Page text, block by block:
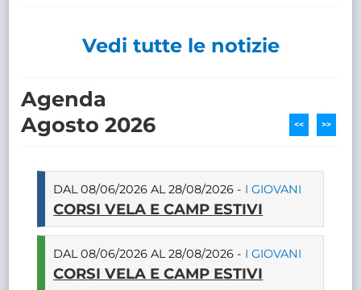
Vedi tutte le notizie
Agenda
Agosto 2026
>>
<<
DAL 08/06/2026 AL 28/08/2026 - I GIOVANI
CORSI VELA E CAMP ESTIVI
DAL 08/06/2026 AL 28/08/2026 - I GIOVANI
CORSI VELA E CAMP ESTIVI